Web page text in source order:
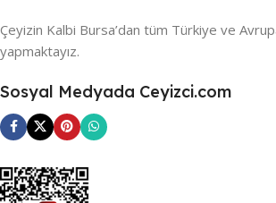
Çeyizin Kalbi Bursa’dan tüm Türkiye ve
yapmaktayız.
Sosyal Medyada Ceyizci.com